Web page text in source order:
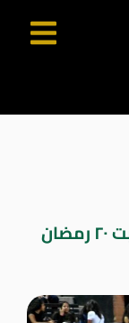
تعرف علي جدول مباريات يوم السبت ٢٠ رمضان